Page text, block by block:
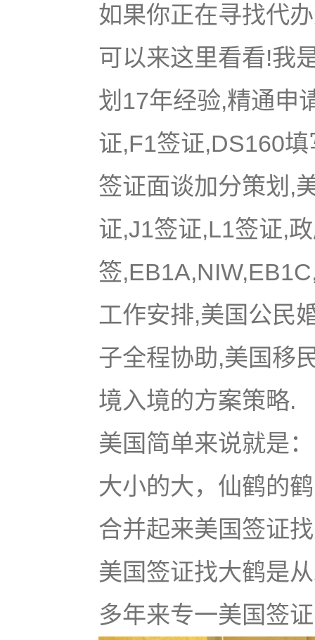
如果你正在寻找代
可以来这里看看!我
划17年经验,精通申
证,F1签证,DS160
签证面谈加分策划,
证,J1签证,L1签证,
签
工作安排,美国公民
子全程协助,美国移
境入境的方案策略.
美国简单来说就是
大小的大，仙鹤的
合并起来美国签证
美国签证找大鹤是
多年来专一美国签